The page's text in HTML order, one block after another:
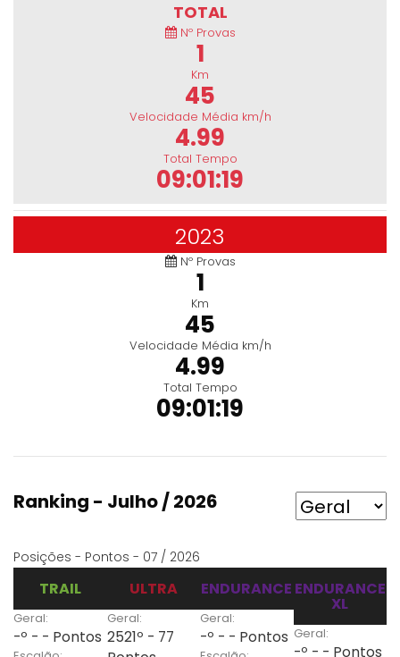
TOTAL
Nº Provas
1
Km
45
Velocidade Média km/h
4.99
Total Tempo
09:01:19
2023
Nº Provas
1
Km
45
Velocidade Média km/h
4.99
Total Tempo
09:01:19
Ranking - Julho / 2026
Posições - Pontos - 07 / 2026
TRAIL
Geral:
-º - - Pontos
ULTRA
Geral:
2521º - 77
ENDURANCE
Geral:
-º - - Pontos
ENDURANCE
XL
Geral:
-º - - Pontos